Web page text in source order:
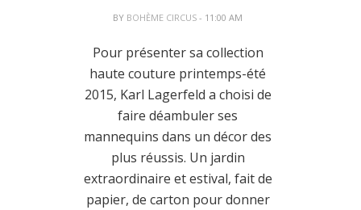
BY BOHÈME CIRCUS- 11:00 AM
Pour présenter sa collection
haute couture printemps-été
2015, Karl Lagerfeld a choisi de
faire déambuler ses
mannequins dans un décor des
plus réussis. Un jardin
extraordinaire et estival, fait de
papier, de carton pour donner